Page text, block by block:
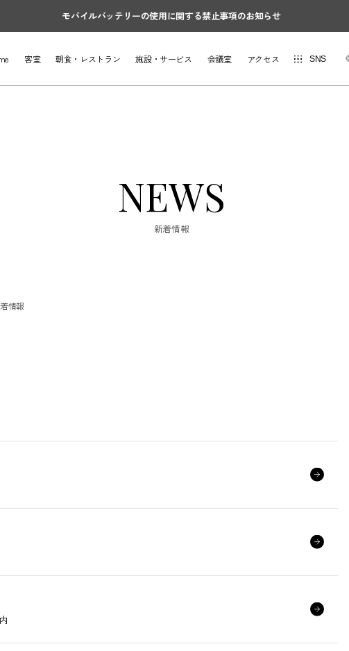
モバイルバッテリーの使用に関する禁止事項のお知らせ
客室 朝食・レストラン 施設・サービス 会議室 アクセス SNS
NEWS
新着情報
情報